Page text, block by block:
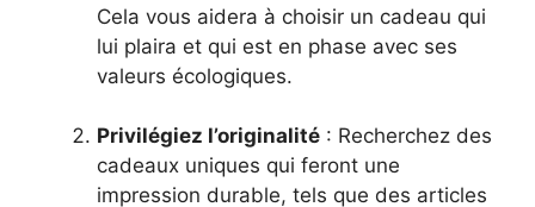
Cela vous aidera à choisir un cadeau qui
lui plaira et qui est en phase avec ses
valeurs écologiques.
Privilégiez l’originalité : Recherchez des
cadeaux uniques qui feront une
impression durable, tels que des articles